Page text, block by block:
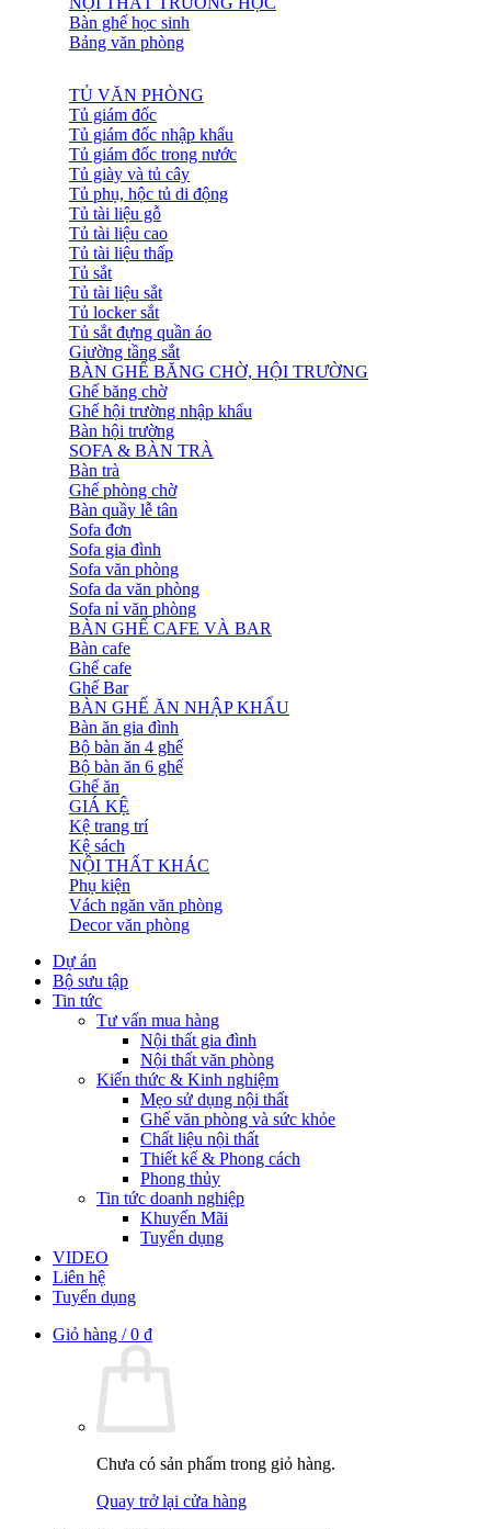
Bàn ghế học sinh
Bảng văn phòng
TỦ VĂN PHÒNG
Tủ giám đốc
Tủ giám đốc nhập khẩu
Tủ giám đốc trong nước
Tủ giày và tủ cây
Tủ phụ, hộc tủ di động
Tủ tài liệu gỗ
Tủ tài liệu cao
Tủ tài liệu thấp
Tủ sắt
Tủ tài liệu sắt
Tủ locker sắt
Tủ sắt đựng quần áo
Giường tầng sắt
BÀN GHẾ BĂNG CHỜ, HỘI TRƯỜNG
Ghế băng chờ
Ghế hội trường nhập khẩu
Bàn hội trường
SOFA & BÀN TRÀ
Bàn trà
Ghế phòng chờ
Bàn quầy lễ tân
Sofa đơn
Sofa gia đình
Sofa văn phòng
Sofa da văn phòng
Sofa nỉ văn phòng
BÀN GHẾ CAFE VÀ BAR
Bàn cafe
Ghế cafe
Ghế Bar
BÀN GHẾ ĂN NHẬP KHẨU
Bàn ăn gia đình
Bộ bàn ăn 4 ghế
Bộ bàn ăn 6 ghế
Ghế ăn
GIÁ KỆ
Kệ trang trí
Kệ sách
NỘI THẤT KHÁC
Phụ kiện
Vách ngăn văn phòng
Decor văn phòng
Dự án
Bộ sưu tập
Tin tức
Tư vấn mua hàng
Nội thất gia đình
Nội thất văn phòng
Kiến thức & Kinh nghiệm
Mẹo sử dụng nội thất
Ghế văn phòng và sức khỏe
Chất liệu nội thất
Thiết kế & Phong cách
Phong thủy
Tin tức doanh nghiệp
Khuyến Mãi
Tuyển dụng
VIDEO
Liên hệ
Tuyển dụng
Giỏ hàng /0 ₫
Chưa có sản phẩm trong giỏ hàng.
Quay trở lại cửa hàng